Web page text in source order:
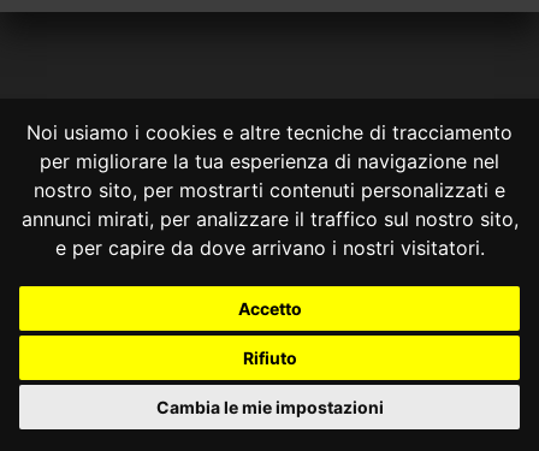
Noi usiamo i cookies e altre tecniche di tracciamento
per migliorare la tua esperienza di navigazione nel
nostro sito, per mostrarti contenuti personalizzati e
annunci mirati, per analizzare il traffico sul nostro sito,
e per capire da dove arrivano i nostri visitatori.
Accetto
Rifiuto
Cambia le mie impostazioni
CONSULTA ONLINE DAL 1995 -NOTE LEGALI
Consulta OnLine non ha prodotto e non è responsabile per i contenuti e
le informazioni legali di siti collegati.
costituisce una relazione di consulenza legale.
Nessuno deve confidare o agire in base alle informazioni disponibili in
info@giurcost.org| Giurisprudenza Costituzionale|
Consulta OnLine| @giurcost